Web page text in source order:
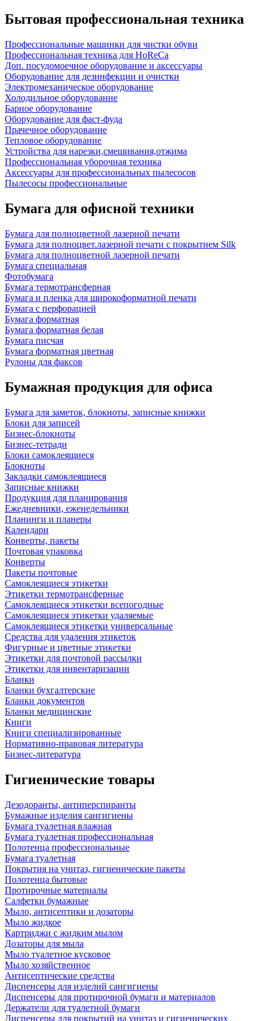
Бытовая профессиональная техника
Профессиональные машинки для чистки обуви
Профессиональная техника для HoReCa
Доп. посудомоечное оборудование и аксессуары
Оборудование для дезинфекции и очистки
Электромеханическое оборудование
Холодильное оборудование
Барное оборудование
Оборудование для фаст-фуда
Прачечное оборудование
Тепловое оборудование
Устройства для нарезки,смешивания,отжима
Профессиональная уборочная техника
Аксессуары для профессиональных пылесосов
Пылесосы профессиональные
Бумага для офисной техники
Бумага для полноцветной лазерной печати
Бумага для полноцвет.лазерной печати с покрытием Silk
Бумага для полноцветной лазерной печати
Бумага специальная
Фотобумага
Бумага термотрансферная
Бумага и пленка для широкоформатной печати
Бумага с перфорацией
Бумага форматная
Бумага форматная белая
Бумага писчая
Бумага форматная цветная
Рулоны для факсов
Бумажная продукция для офиса
Бумага для заметок, блокноты, записные книжки
Блоки для записей
Бизнес-блокноты
Бизнес-тетради
Блоки самоклеящиеся
Блокноты
Закладки самоклеящиеся
Записные книжки
Продукция для планирования
Ежедневники, еженедельники
Планинги и планеры
Календари
Конверты, пакеты
Почтовая упаковка
Конверты
Пакеты почтовые
Самоклеящиеся этикетки
Этикетки термотрансферные
Самоклеящиеся этикетки всепогодные
Самоклеящиеся этикетки удаляемые
Самоклеящиеся этикетки универсальные
Средства для удаления этикеток
Фигурные и цветные этикетки
Этикетки для почтовой рассылки
Этикетки для инвентаризации
Бланки
Бланки бухгалтерские
Бланки документов
Бланки медицинские
Книги
Книги специализированные
Нормативно-правовая литература
Бизнес-литература
Гигиенические товары
Дезодоранты, антиперспиранты
Бумажные изделия сангигиены
Бумага туалетная влажная
Бумага туалетная профессиональная
Полотенца профессиональные
Бумага туалетная
Покрытия на унитаз, гигиенические пакеты
Полотенца бытовые
Протирочные материалы
Салфетки бумажные
Мыло, антисептики и дозаторы
Мыло жидкое
Картриджи с жидким мылом
Дозаторы для мыла
Мыло туалетное кусковое
Мыло хозяйственное
Антисептические средства
Диспенсеры для изделий сангигиены
Диспенсеры для протирочной бумаги и материалов
Держатели для туалетной бумаги
Диспенсеры для покрытий на унитаз и гигиенических